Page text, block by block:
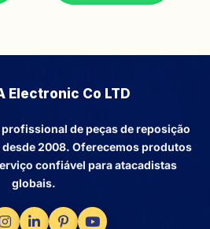
Electronic Co LTD
de peças de reposição
2008. Oferecemos produtos
confiável para atacadistas
globais.